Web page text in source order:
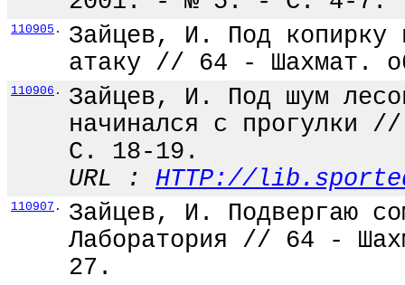
110905 .
Зайцев, И. Под копирку
атаку // 64 - Шахмат.
110906 .
Зайцев, И. Под шум
начинался с
С. 18-19.
URL : HTTP://
110907 .
Зайцев, И. Подвергаю
Лаборатория // 64 -
27.